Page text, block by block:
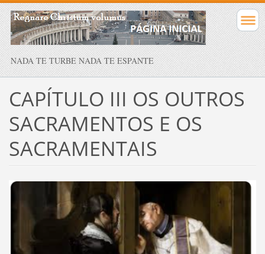
NADA TE TURBE NADA TE ESPANTE
CAPÍTULO III OS OUTROS
SACRAMENTOS E OS
SACRAMENTAIS